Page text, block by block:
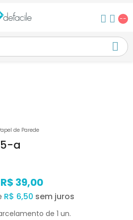
--
de Parede
a
R$ 39,00
R$ 6,50
de 1 un.